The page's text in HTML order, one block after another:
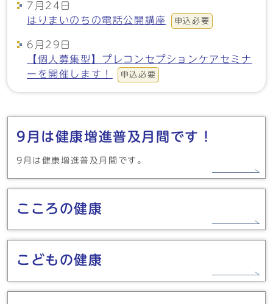
7月24日
はりまいのちの電話公開講座
申込必要
6月29日
【個人募集型】プレコンセプションケアセミナ
ーを開催します！
申込必要
メインメニュー
9月は健康増進普及月間です！
9月は健康増進普及月間です。
こころの健康
こどもの健康